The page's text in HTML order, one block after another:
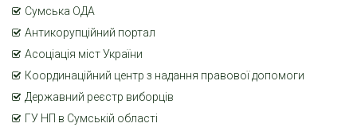
Сумська ОДА
Антикорупційний портал
Асоціація міст України
Координаційний центр з надання правової допомоги
Державний реєстр виборців
ГУ НП в Сумській області